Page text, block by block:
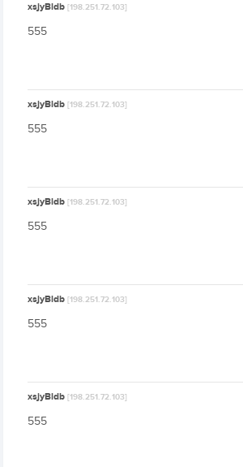
xsjyBldb[198.251.72.103]
555
xsjyBldb[198.251.72.103]
555
xsjyBldb[198.251.72.103]
555
xsjyBldb[198.251.72.103]
555
xsjyBldb[198.251.72.103]
555